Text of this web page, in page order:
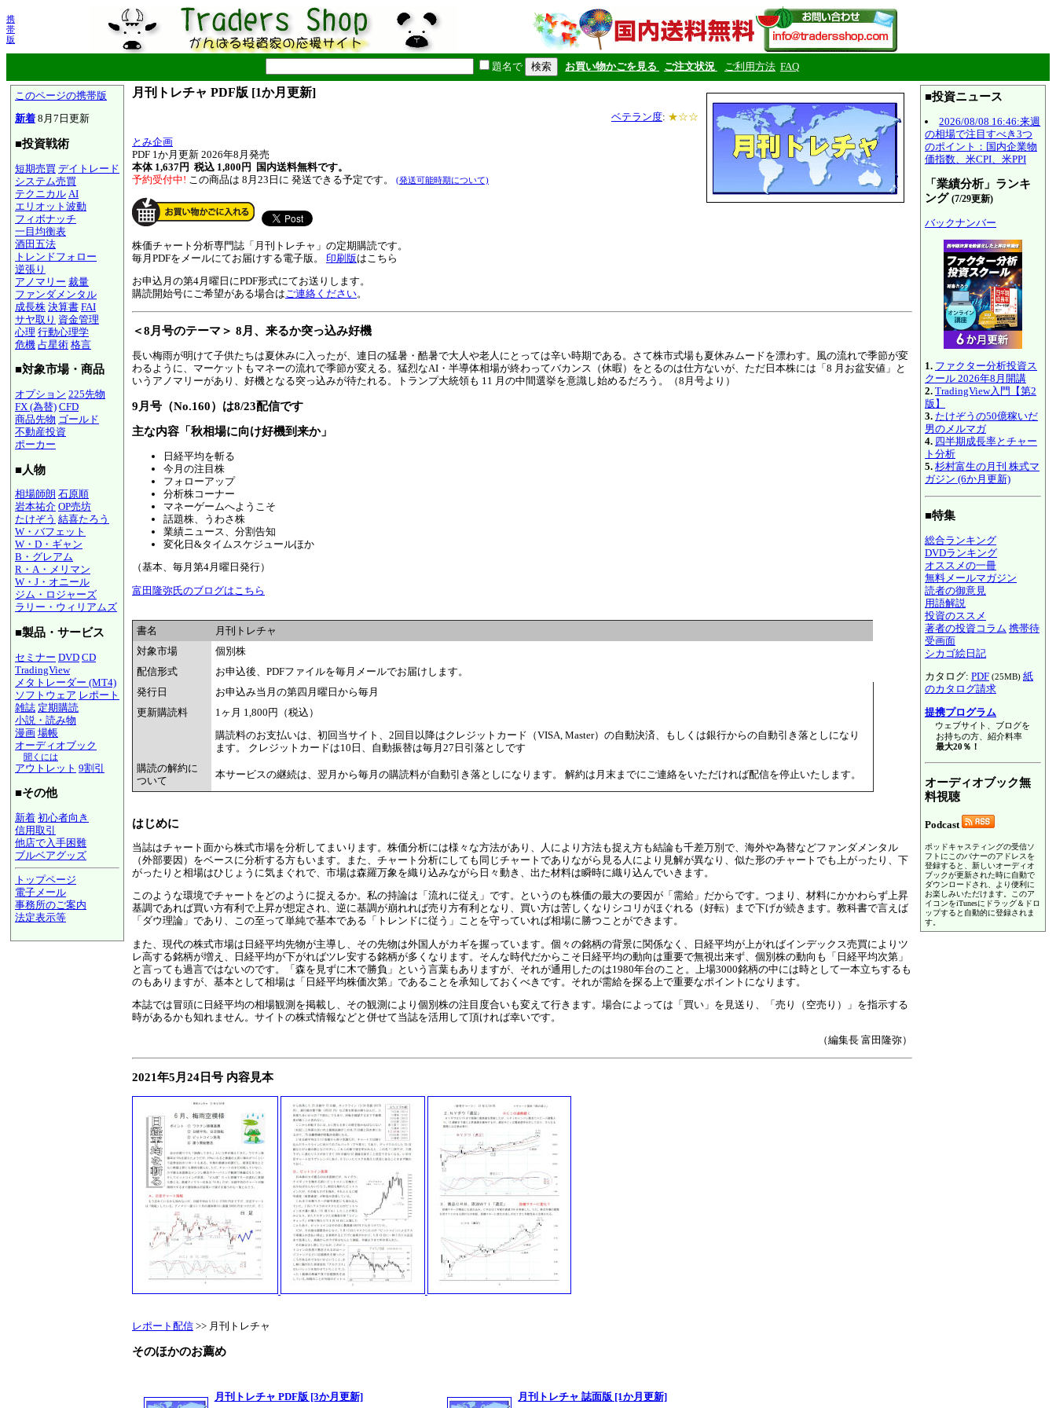
携
帯
版
題名で お買い物かごを見る ご注文状況 ご利用方法 FAQ
このページの携帯版
新着 8月7日更新
■投資戦術
短期売買 デイトレード
システム売買
テクニカル AI
エリオット波動
フィボナッチ
一目均衡表
酒田五法
トレンドフォロー
逆張り
アノマリー 裁量
ファンダメンタル
成長株 決算書 FAI
サヤ取り 資金管理
心理 行動心理学
危機 占星術 格言
■対象市場・商品
オプション 225先物
FX (為替) CFD
商品先物 ゴールド
不動産投資
ポーカー
■人物
相場師朗 石原順
岩本祐介 OP売坊
たけぞう 結喜たろう
W・バフェット
W・D・ギャン
B・グレアム
R・A・メリマン
W・J・オニール
ジム・ロジャーズ
ラリー・ウィリアムズ
■製品・サービス
セミナー DVD CD
TradingView
メタトレーダー (MT4)
ソフトウェア レポート
雑誌 定期購読
小説・読み物
漫画 場帳
オーディオブック
聞くには
アウトレット 9割引
■その他
新着 初心者向き
信用取引
他店で入手困難
ブルベアグッズ
トップページ
電子メール
事務所のご案内
法定表示等
月刊トレチャ PDF版 [1か月更新]
ベテラン度: ★☆☆
とみ企画
PDF 1か月更新 2026年8月発売
本体 1,637円 税込 1,800円
国内送料無料です。
予約受付中! この商品は 8月23日に 発送できる予定です。 (発送可能時期について)
株価チャート分析専門誌「月刊トレチャ」の定期購読です。
毎月PDFをメールにてお届けする電子版。 印刷版はこちら
お申込月の第4月曜日にPDF形式にてお送りします。
購読開始号にご希望がある場合はご連絡ください。
＜8月号のテーマ＞ 8月、来るか突っ込み好機
長い梅雨が明けて子供たちは夏休みに入ったが、連日の猛暑・酷暑で大人や老人にとっては辛い時期である。さて株市式場も夏休みムードを漂わす。風の流れで季節が変
わるように、マーケットもマネーの流れで季節が変える。猛烈なAI・半導体相場が終わってバカンス（休暇）をとるのは仕方ないが、ただ日本株には「8 月お盆安値」と
いうアノマリーがあり、好機となる突っ込みが待たれる。トランプ大統領も 11 月の中間選挙を意識し始めるだろう。（8月号より）
9月号（No.160）は8/23配信です
主な内容「秋相場に向け好機到来か」
日経平均を斬る
今月の注目株
フォローアップ
分析株コーナー
マネーゲームへようこそ
話題株、うわさ株
業績ニュース、分割告知
変化日&タイムスケジュールほか
（基本、毎月第4月曜日発行）
富田隆弥氏のブログはこちら
書名
月刊トレチャ
対象市場
個別株
配信形式
お申込後、PDFファイルを毎月メールでお届けします。
発行日
お申込み当月の第四月曜日から毎月
更新購読料
1ヶ月 1,800円（税込）
購読料のお支払いは、初回当サイト、2回目以降はクレジットカード（VISA, Master）の自動決済、もしくは銀行からの自動引き落としになり
ます。 クレジットカードは10日、自動振替は毎月27日引落としです
購読の解約に
ついて
本サービスの継続は、翌月から毎月の購読料が自動引き落としになります。 解約は月末までにご連絡をいただければ配信を停止いたします。
はじめに
当誌はチャート面から株式市場を分析してまいります。株価分析には様々な方法があり、人により方法も捉え方も結論も千差万別で、海外や為替などファンダメンタル
（外部要因）をベースに分析する方もいます。また、チャート分析にしても同じチャートでありながら見る人により見解が異なり、似た形のチャートでも上がったり、下
がったりと相場はひじょうに気まぐれで、市場は森羅万象を織り込みながら日々動き、出た材料は瞬時に織り込んでいきます。
このような環境でチャートをどのように捉えるか。私の持論は「流れに従え」です。というのも株価の最大の要因が「需給」だからです。つまり、材料にかかわらず上昇
基調であれば買い方有利で上昇が想定され、逆に基調が崩れれば売り方有利となり、買い方は苦しくなりシコリがほぐれる（好転）まで下げが続きます。教科書で言えば
「ダウ理論」であり、この至って単純で基本である「トレンドに従う」ことを守っていれば相場に勝つことができます。
また、現代の株式市場は日経平均先物が主導し、その先物は外国人がカギを握っています。個々の銘柄の背景に関係なく、日経平均が上がればインデックス売買によりツ
レ高する銘柄が増え、日経平均が下がればツレ安する銘柄が多くなります。そんな時代だからこそ日経平均の動向は重要で無視出来ず、個別株の動向も「日経平均次第」
と言っても過言ではないのです。「森を見ずに木で勝負」という言葉もありますが、それが通用したのは1980年台のこと。上場3000銘柄の中には時として一本立ちするも
のもありますが、基本として相場は「日経平均株価次第」であることを承知しておくべきです。それが需給を探る上で重要なポイントになります。
本誌では冒頭に日経平均の相場観測を掲載し、その観測により個別株の注目度合いも変えて行きます。場合によっては「買い」を見送り、「売り（空売り）」を指示する
時があるかも知れません。サイトの株式情報などと併せて当誌を活用して頂ければ幸いです。
（編集長 富田隆弥）
2021年5月24日号 内容見本
レポート配信 >> 月刊トレチャ
そのほかのお薦め
月刊トレチャ PDF版 [3か月更新] 月刊トレチャ 誌面版 [1か月更新]
■投資ニュース
2026/08/08 16:46:来週
の相場で注目すべき3つ
のポイント：国内企業物
価指数、米CPI、米PPI
「業績分析」ランキ
ング (7/29更新)
バックナンバー
1. ファクター分析投資ス
クール 2026年8月開講
2. TradingView入門【第2
版】
3. たけぞうの50億稼いだ
男のメルマガ
4. 四半期成長率とチャー
ト分析
5. 杉村富生の月刊 株式マ
ガジン (6か月更新)
■特集
総合ランキング
DVDランキング
オススメの一冊
無料メールマガジン
読者の御意見
用語解説
投資のススメ
著者の投資コラム 携帯待
受画面
シカゴ絵日記
カタログ: PDF (25MB) 紙
のカタログ請求
提携プログラム
ウェブサイト、ブログを
お持ちの方、紹介料率
最大20％！
オーディオブック無
料視聴
Podcast
ポッドキャスティングの受信ソ
フトにこのバナーのアドレスを
登録すると、新しいオーディオ
ブックが更新された時に自動で
ダウンロードされ、より便利に
お楽しみいただけます。このア
イコンをiTunesにドラッグ＆ドロ
ップすると自動的に登録されま
す。